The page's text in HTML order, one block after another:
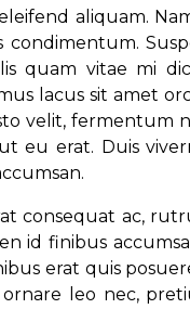
aliquam.
condimentum.
quam vitae mi
lacus sit amet
velit, fermentum
eu erat. Duis
consequat ac,
id finibus
erat quis
leo nec,